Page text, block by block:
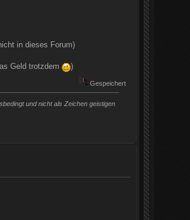
in dieses Forum)
Geld trotzdem )
Gespeichert
und nicht als Zeichen geistigen